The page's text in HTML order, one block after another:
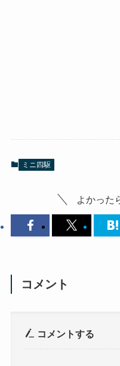
ミニ四駆
よかった
コメント
コメントする